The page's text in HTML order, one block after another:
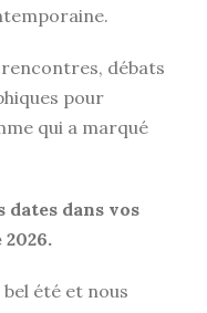
débats
pour
qui a marqué
dates dans vos
2026.
été et nous